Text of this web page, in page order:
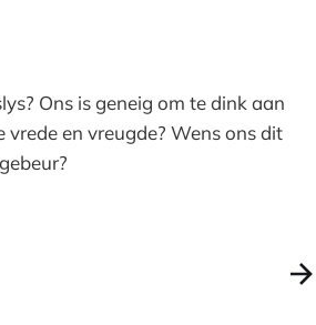
Ons is geneig om te dink aan
en vreugde? Wens ons dit